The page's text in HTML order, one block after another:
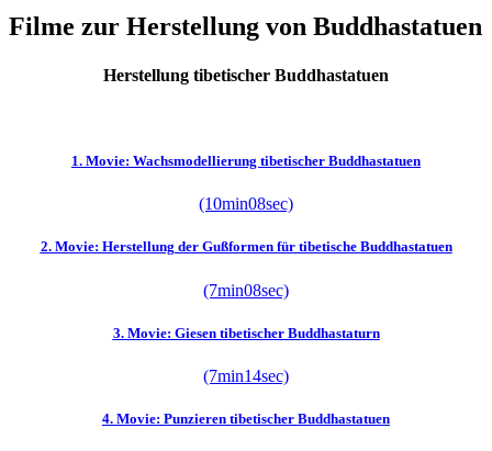
Filme zur Herstellung von Buddhastatuen
Herstellung tibetischer Buddhastatuen
1. Movie: Wachsmodellierung tibetischer Buddhastatuen
(10min08sec)
2. Movie: Herstellung der Gußformen für tibetische Buddhastatuen
(7min08sec)
3. Movie: Giesen tibetischer Buddhastaturn
(7min14sec)
4. Movie: Punzieren tibetischer Buddhastatuen